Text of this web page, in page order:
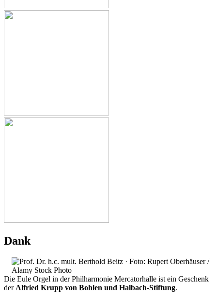
Dank
Die Eule Orgel in der Philharmonie Mercatorhalle ist ein Geschenk
der Alfried Krupp von Bohlen und Halbach-Stiftung.